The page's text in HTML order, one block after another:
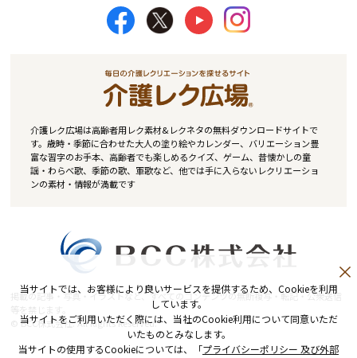
介護レク広場は高齢者用レク素材&レクネタの無料ダウンロードサイトで
す。歳時・季節に合わせた大人の塗り絵やカレンダー、バリエーション豊
富な習字のお手本、高齢者でも楽しめるクイズ、ゲーム、昔懐かしの童
謡・わらべ歌、季節の歌、軍歌など、他では手に入らないレクリエーショ
ンの素材・情報が満載です
掲載の記事・写真・イラストなど、すべてのコンテンツの無断複写・転記・公衆送信
© BCC株式会社. All Rights Reserved.
当サイトでは、お客様により良いサービスを提供するため、Cookieを利用
しています。
当サイトをご利用いただく際には、当社のCookie利用について同意いただ
いたものとみなします。
当サイトの使用するCookieについては、「プライバシーポリシー 及び外部